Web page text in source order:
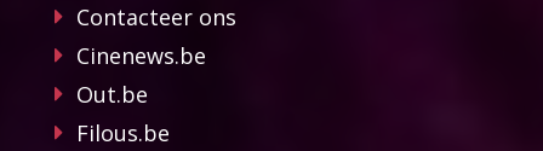
Contacteer ons
Cinenews.be
Out.be
Filous.be